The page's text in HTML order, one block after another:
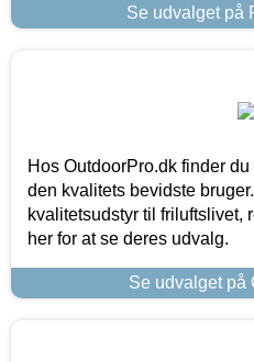
Se udvalget på
Hos OutdoorPro.dk finder
den kvalitets bevidste
kvalitetsudstyr til friluftslivet,
her for at se deres udvalg.
Se udvalget på